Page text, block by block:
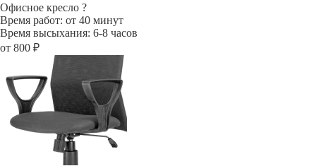
Офисное кресло ?
Время работ: от 40 минут
Время высыхания: 6-8 часов
от 800 ₽